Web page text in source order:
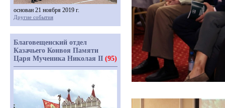
основан 21 ноября 2019 г.
Другие события
Благовещенский отдел
Казачьего Конвоя Памяти
Царя Мученика Николая II (95)